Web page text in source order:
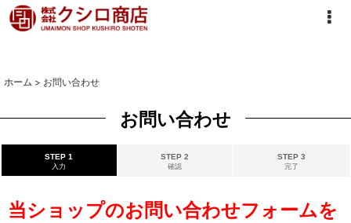
ホーム > お問い合わせ
お問い合わせ
STEP 1
入力
STEP 2
確認
STEP 3
完了
当ショップのお問い合わせフォームを